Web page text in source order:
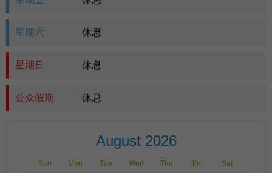
星期六 休息
星期日 休息
公众假期 休息
August 2026
Sun Mon Tue Wed Thu Fri Sat